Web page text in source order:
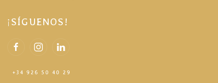
¡SÍGUENOS!
+34 926 50 40 29